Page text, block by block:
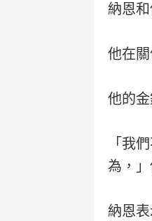
納恩
他在
他的
「我
為，」
納恩